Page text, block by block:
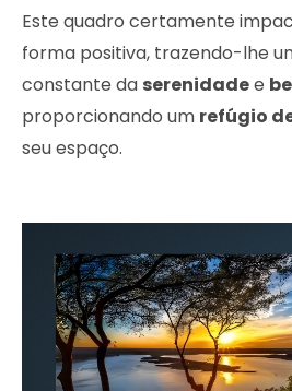
Este quadro certamente
forma positiva, trazendo-lhe
constante da serenidadee
proporcionando um refúgio
seu espaço.